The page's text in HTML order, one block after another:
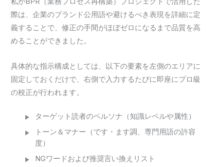
際は、企業のブランド公用語や避けるべき表現を詳細に定
義することで、修正の手間がほぼゼロになるまで品質を高
めることができました。
具体的な指示構成としては、以下の要素を左側のエリアに
固定しておくだけで、右側で入力するたびに即座にプロ級
の校正が行われます。
ターゲット読者のペルソナ（知識レベルや属性）
トーン＆マナー（です・ます調、専門用語の許容
度）
NGワードおよび推奨言い換えリスト